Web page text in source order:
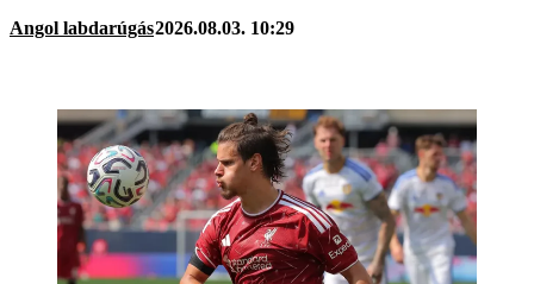
Angol labdarúgás2026.08.03. 10:29